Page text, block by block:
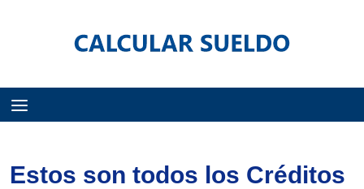
Estos son todos los Créditos